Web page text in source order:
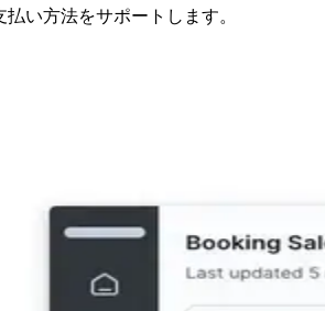
い方法をサポートします。